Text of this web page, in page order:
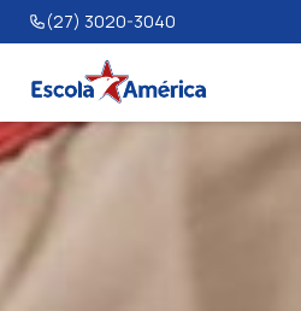
(27) 3020-3040